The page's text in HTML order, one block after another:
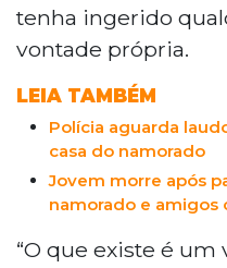
tenha ingerido
vontade própria.
LEIA TAMBÉM
Polícia aguarda
casa do namorado
Jovem morre após
namorado e
“O que existe é um